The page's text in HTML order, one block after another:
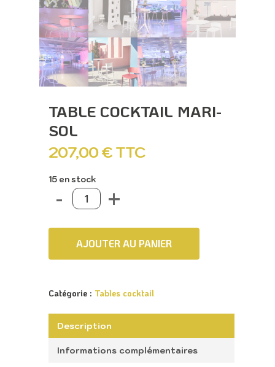
TABLE COCKTAIL MARI-
SOL
207,00€TTC
15 en stock
AJOUTER AU PANIER
Catégorie : Tables cocktail
Description
Informations complémentaires